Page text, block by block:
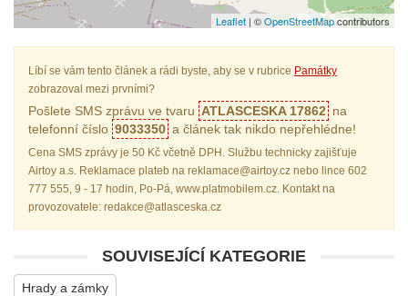
Leaflet | ©OpenStreetMapcontributors
Líbí se vám tento článek a rádi byste, aby se v rubrice Památky
zobrazoval mezi prvními?
Pošlete SMS zprávu ve tvaru ATLASCESKA 17862 na
telefonní číslo 9033350 a článek tak nikdo nepřehlédne!
Cena SMS zprávy je 50 Kč včetně DPH. Službu technicky zajišťuje
Airtoy a.s. Reklamace plateb na reklamace@airtoy.cz nebo lince 602
777 555, 9 - 17 hodin, Po-Pá, www.platmobilem.cz. Kontakt na
provozovatele: redakce@atlasceska.cz
SOUVISEJÍCÍ KATEGORIE
Hrady a zámky